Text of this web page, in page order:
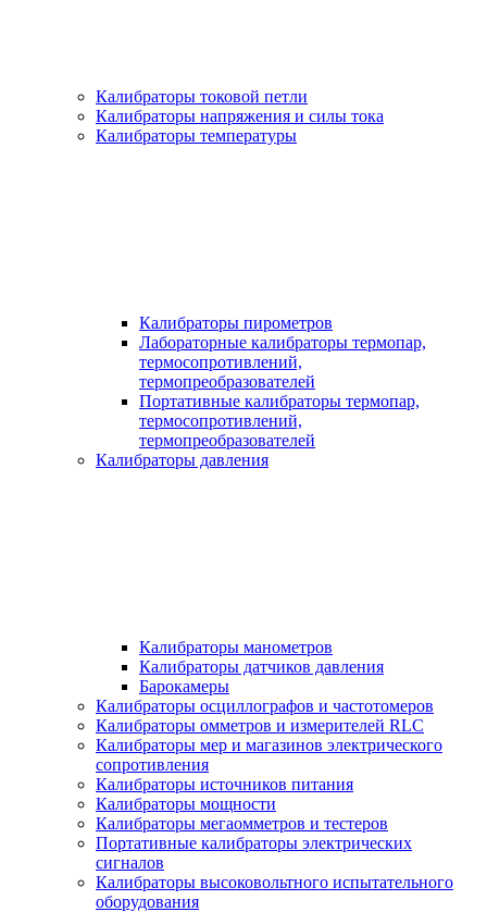
Калибраторы токовой петли
Калибраторы напряжения и силы тока
Калибраторы температуры
Калибраторы пирометров
Лабораторные калибраторы термопар,
термосопротивлений,
термопреобразователей
Портативные калибраторы термопар,
термосопротивлений,
термопреобразователей
Калибраторы давления
Калибраторы манометров
Калибраторы датчиков давления
Барокамеры
Калибраторы осциллографов и частотомеров
Калибраторы омметров и измерителей RLC
Калибраторы мер и магазинов электрического
сопротивления
Калибраторы источников питания
Калибраторы мощности
Калибраторы мегаомметров и тестеров
Портативные калибраторы электрических
сигналов
Калибраторы высоковольтного испытательного
оборудования